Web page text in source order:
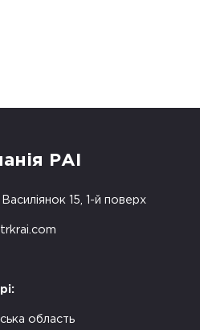
РАІ
15, 1-й поверх
область